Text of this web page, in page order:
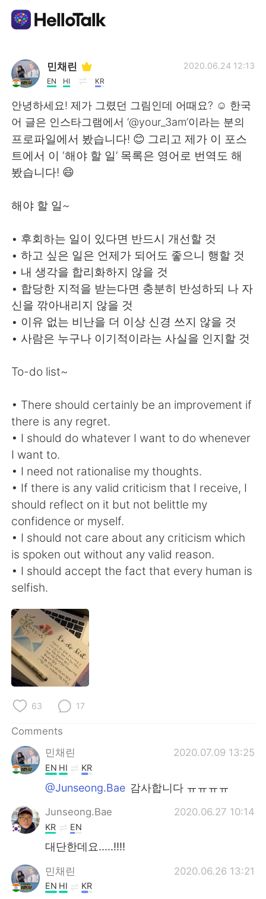
Language Exchange App
AI Grammar Checker
English
简体中文
Español
Français Deutsch
日本語 한국어
Русский ไทย
Indonesia Italiano
민채린
EN HI KR
2020.06.24 12:13
안녕하세요! 제가 그렸던 그림인데 어때요? ☺️ 한국
어 글은 인스타그램에서 ‘@your_3am’이라는 분의
프로파일에서 봤습니다! 😊 그리고 제가 이 포스
트에서 이 ‘해야 할 일’ 목록은 영어로 번역도 해
봤습니다! 😄
해야 할 일~
• 후회하는 일이 있다면 반드시 개선할 것
• 하고 싶은 일은 언제가 되어도 좋으니 행할 것
• 내 생각을 합리화하지 않을 것
• 합당한 지적을 받는다면 충분히 반성하되 나 자
신을 깎아내리지 않을 것
• 이유 없는 비난을 더 이상 신경 쓰지 않을 것
• 사람은 누구나 이기적이라는 사실을 인지할 것
To-do list~
• There should certainly be an improvement if
there is any regret.
• I should do whatever I want to do whenever
I want to.
• I need not rationalise my thoughts.
• If there is any valid criticism that I receive, I
should reflect on it but not belittle my
confidence or myself.
• I should not care about any criticism which
is spoken out without any valid reason.
• I should accept the fact that every human is
selfish.
63 17
Comments
민채린
2020.07.09 13:25
EN HI KR
@Junseong.Bae 감사합니다 ㅠㅠㅠㅠ
Junseong.Bae 2020.06.27 10:14
KR EN
대단한데요.....!!!!
민채린 2020.06.26 13:21
EN HI KR